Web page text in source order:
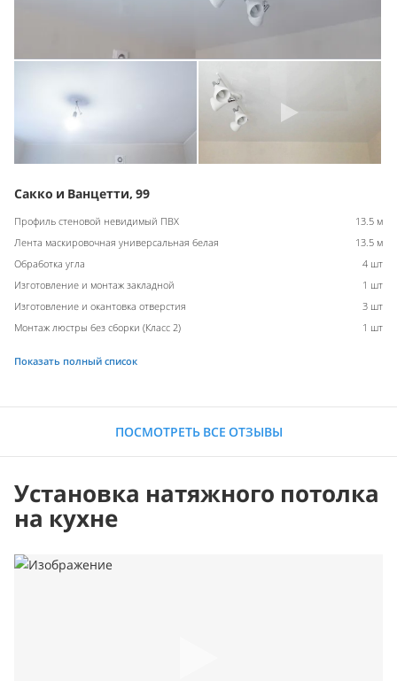
Сакко и Ванцетти, 99
Профиль стеновой невидимый ПВХ
13.5 м
Лента маскировочная универсальная белая
13.5 м
Обработка угла
4 шт
Изготовление и монтаж закладной
1 шт
Изготовление и окантовка отверстия
3 шт
Монтаж люстры без сборки (Класс 2)
1 шт
Показать полный список
ПОСМОТРЕТЬ ВСЕ ОТЗЫВЫ
Установка натяжного потолка
на кухне